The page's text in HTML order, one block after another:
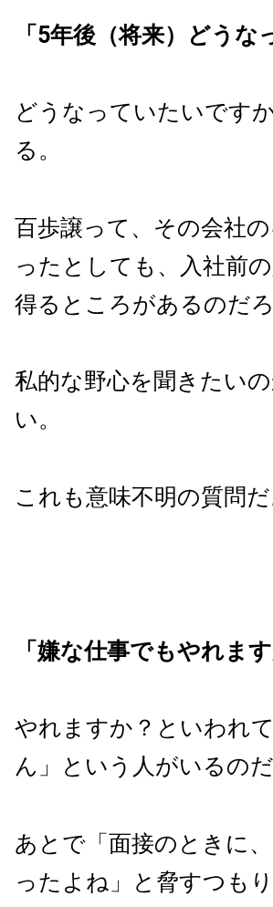
「5年後（将来）どう
どうなっていたいです
る。
百歩譲って、その会社
ったとしても、入社前
得るところがあるのだろ
私的な野心を聞きたい
い。
これも意味不明の質問だ
「嫌な仕事でもやれます
やれますか？といわれ
ん」という人がいるのだ
あとで「面接のときに
ったよね」と脅すつも